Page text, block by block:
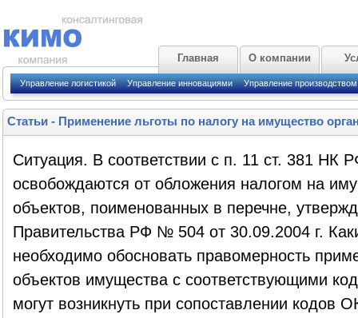
Главная О компании
Управление логистикой Управление инновациями Управление производством
Статьи- Применение льготы по налогу на имущество
Ситуация. В соответствии с п. 11 ст. 381 НК
освобождаются от обложения налогом на
объектов, поименованных в перечне,
Правительства РФ № 504 от 30.09.2004 г.
необходимо обосновать правомерность
объектов имущества с соответствующими
могут возникнуть при сопоставлении кодов